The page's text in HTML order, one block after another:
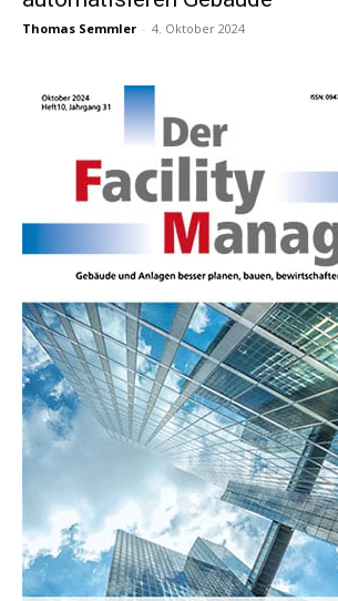
Thomas Semmler - 4. Oktober 2024